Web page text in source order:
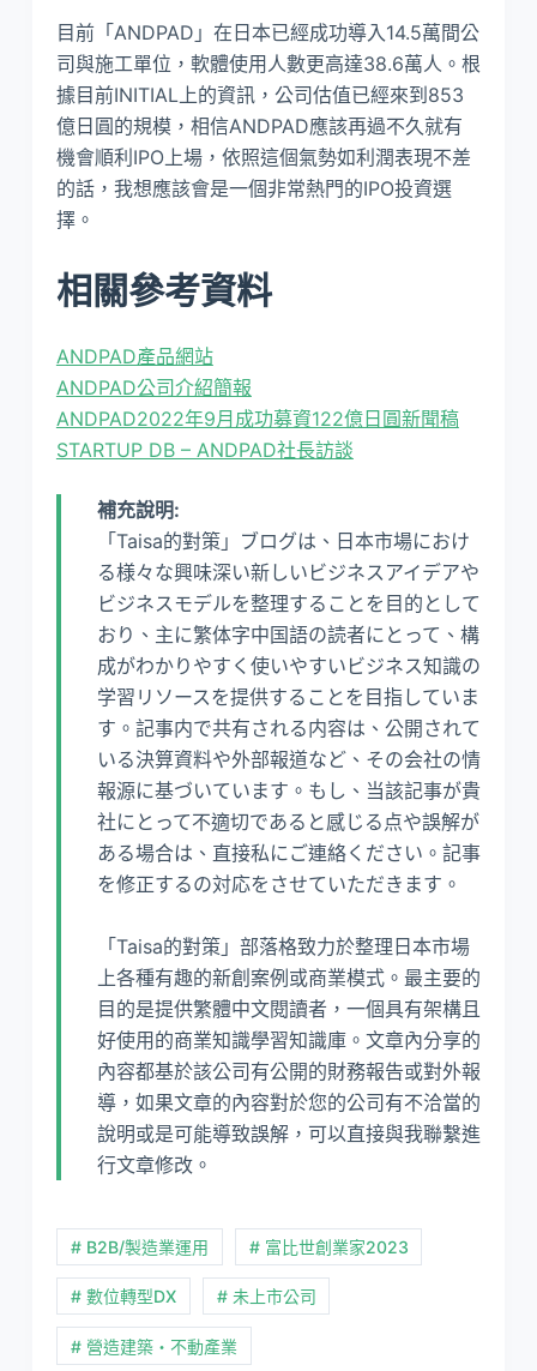
目前「ANDPAD」在日本已經成功導入14.5萬間公
司與施工單位，軟體使用人數更高達38.6萬人。根
據目前INITIAL上的資訊，公司估值已經來到853
億日圓的規模，相信ANDPAD應該再過不久就有
機會順利IPO上場，依照這個氣勢如利潤表現不差
的話，我想應該會是一個非常熱門的IPO投資選
擇。
相關參考資料
ANDPAD產品網站
ANDPAD公司介紹簡報
ANDPAD2022年9月成功募資122億日圓新聞稿
STARTUP DB – ANDPAD社長訪談
補充說明:
「Taisa的對策」ブログは、日本市場におけ
る様々な興味深い新しいビジネスアイデアや
ビジネスモデルを整理することを目的として
おり、主に繁体字中国語の読者にとって、構
成がわかりやすく使いやすいビジネス知識の
学習リソースを提供することを目指していま
す。記事内で共有される内容は、公開されて
いる決算資料や外部報道など、その会社の情
報源に基づいています。もし、当該記事が貴
社にとって不適切であると感じる点や誤解が
ある場合は、直接私にご連絡ください。記事
を修正するの対応をさせていただきます。
「Taisa的對策」部落格致力於整理日本市場
上各種有趣的新創案例或商業模式。最主要的
目的是提供繁體中文閱讀者，一個具有架構且
好使用的商業知識學習知識庫。文章內分享的
內容都基於該公司有公開的財務報告或對外報
導，如果文章的內容對於您的公司有不洽當的
說明或是可能導致誤解，可以直接與我聯繫進
行文章修改。
# B2B/製造業運用 # 富比世創業家2023
# 數位轉型DX # 未上市公司
# 營造建築・不動產業